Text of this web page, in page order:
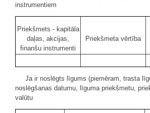
instrumentiem
Priekšmets - kapitāla
daļas, akcijas,
finanšu instrumenti
Priekšmeta vērtība
Ja ir noslēgts līgums (piemēram, trasta
noslēgšanas datumu, līguma priekšmetu,
valūtu